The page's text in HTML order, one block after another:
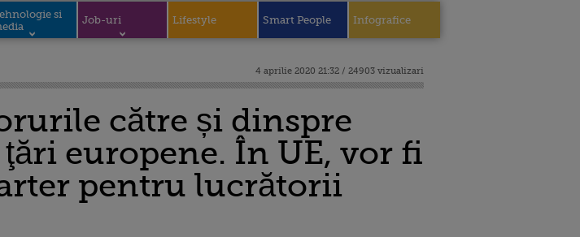
si
Job-uri Lifestyle Smart People Infografice
4 aprilie 2020 21:32 / 24903 vizualizari
către și dinspre
europene. În UE, vor fi
pentru lucrătorii